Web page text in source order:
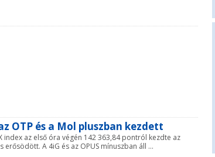
OTP és a Mol pluszban kezdett
az első óra végén 142 363,84 pontról kezdte az
A 4iG és az OPUS mínuszban áll ...